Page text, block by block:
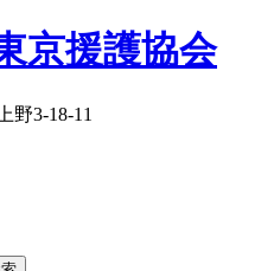
京援護協会
野3-18-11